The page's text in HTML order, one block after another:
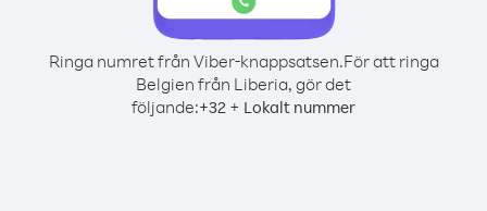
Ringa numret från Viber-knappsatsen.För att ringa
Belgien från Liberia, gör det
följande:+32 + Lokalt nummer